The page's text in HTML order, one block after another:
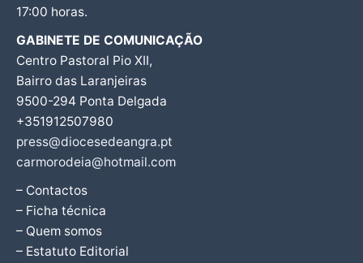
17:00 horas.
GABINETE DE COMUNICAÇÃO
Centro Pastoral Pio XII,
Bairro das Laranjeiras
9500-294 Ponta Delgada
+351912507980
press@diocesedeangra.pt
carmorodeia@hotmail.com
– Contactos
– Ficha técnica
– Quem somos
– Estatuto Editorial